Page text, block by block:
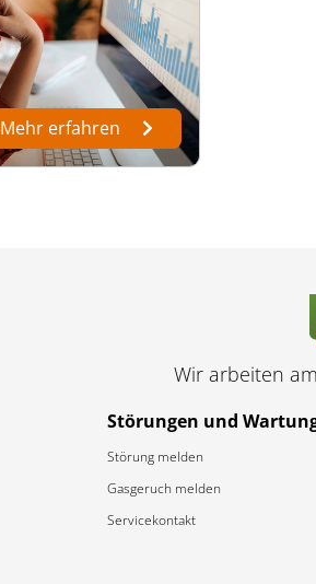
Mehr erfahren
Wir arbeiten
Störungen und
Störung melden
Gasgeruch melden
Servicekontakt